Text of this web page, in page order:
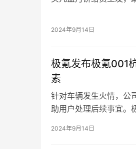
月饼是假的了，去跑
2024年9月14日
极氪发布极氪001
素
针对车辆发生火情，公
助用户处理后续事宜。
相关机构的调查认定结
2024年9月14日